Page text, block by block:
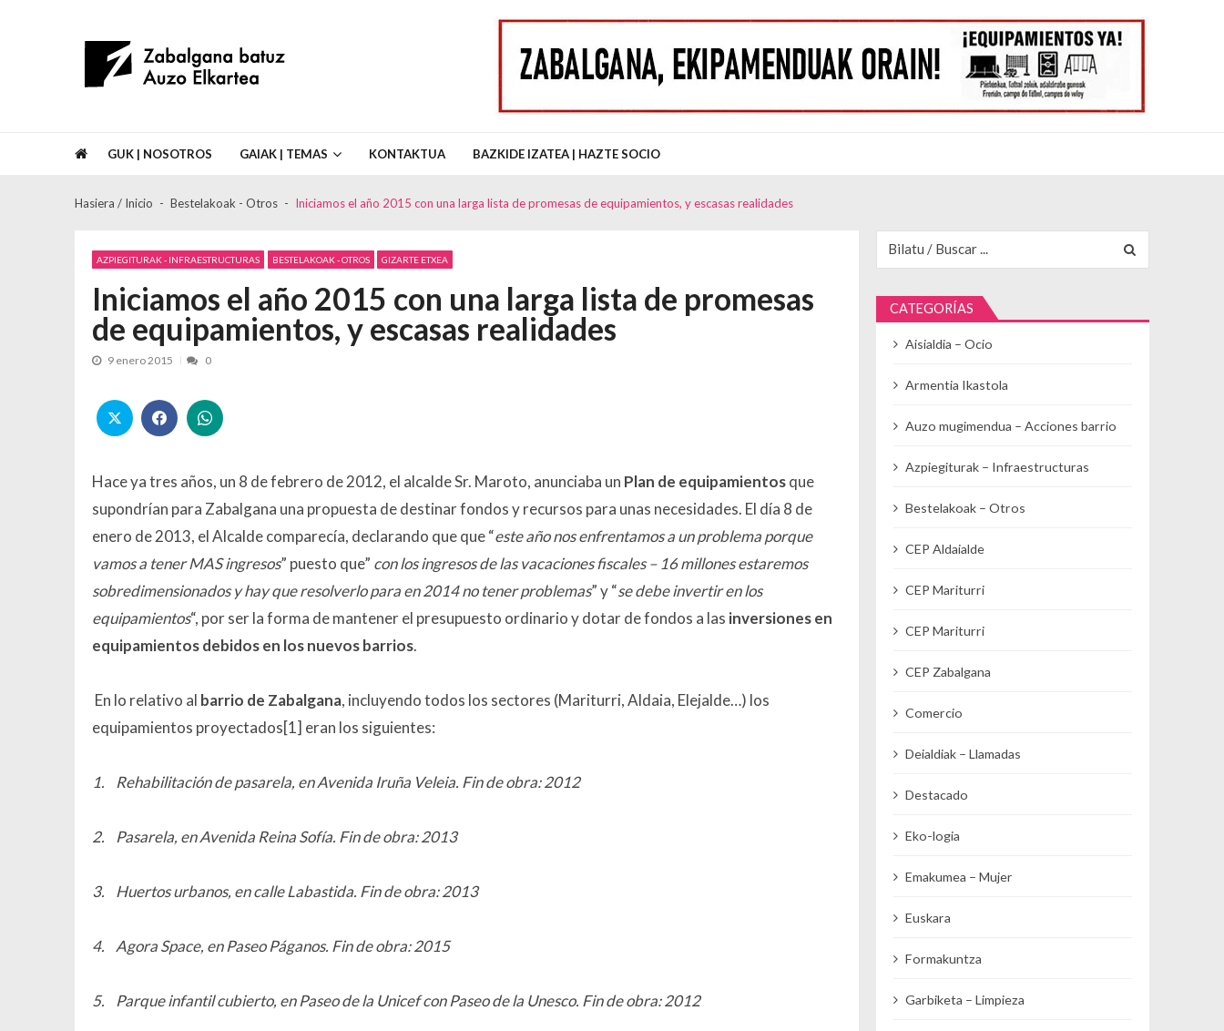
Asociación de Vecinos Zabalgana Batuz Auzo Elkartea
GUK | NOSOTROS GAIAK | TEMAS KONTAKTUA BAZKIDE IZATEA | HAZTE SOCIO
Hasiera / Inicio Bestelakoak - Otros Iniciamos el año 2015 con una larga lista de promesas de equipamientos, y escasas realidades
AZPIEGITURAK - INFRAESTRUCTURAS BESTELAKOAK - OTROS GIZARTE ETXEA
Iniciamos el año 2015 con una larga lista de promesas
de equipamientos, y escasas realidades
9 enero 2015 0
Hace ya tres años, un 8 de febrero de 2012, el alcalde Sr. Maroto, anunciaba un Plan de equipamientosque
supondrían para Zabalgana una propuesta de destinar fondos y recursos para unas necesidades. El día 8 de
enero de 2013, el Alcalde comparecía, declarando que que “este año nos enfrentamos a un problema porque
vamos a tener MAS ingresos” puesto que” con los ingresos de las vacaciones fiscales – 16 millones estaremos
sobredimensionados y hay que resolverlo para en 2014 no tener problemas” y “se debe invertir en los
equipamientos“, por ser la forma de mantener el presupuesto ordinario y dotar de fondos a las inversiones en
equipamientos debidos en los nuevos barrios.
En lo relativo al barrio de Zabalgana, incluyendo todos los sectores (Mariturri, Aldaia, Elejalde…) los
equipamientos proyectados[1] eran los siguientes:
1. Rehabilitación de pasarela, en Avenida Iruña Veleia. Fin de obra: 2012
2. Pasarela, en Avenida Reina Sofía. Fin de obra: 2013
3. Huertos urbanos, en calle Labastida. Fin de obra: 2013
4. Agora Space, en Paseo Páganos. Fin de obra: 2015
5. Parque infantil cubierto, en Paseo de la Unicef con Paseo de la Unesco. Fin de obra: 2012
CATEGORÍAS
Aisialdia – Ocio
Armentia Ikastola
Auzo mugimendua – Acciones barrio
Azpiegiturak – Infraestructuras
Bestelakoak – Otros
CEP Aldaialde
CEP Mariturri
CEP Mariturri
CEP Zabalgana
Comercio
Deialdiak – Llamadas
Destacado
Eko-logia
Emakumea – Mujer
Euskara
Formakuntza
Garbiketa – Limpieza